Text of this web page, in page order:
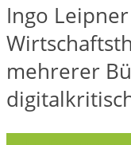
Ingo
mehrerer